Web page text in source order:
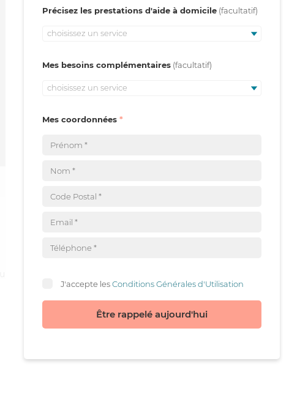
Précisez les prestations d'aide à domicile
choisissez un service
Mes besoins complémentaires
choisissez un service
Mes coordonnées
J'accepte lesConditions Générales d'Utilisation
Être rappelé aujourd'hui